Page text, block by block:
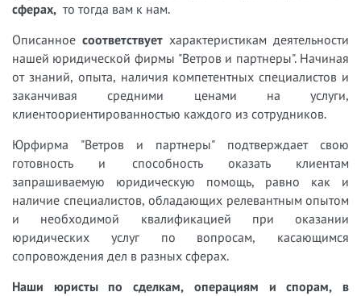
сферах, то тогда вам к нам.
Описанное соответствует характеристикам деятельности
нашей юридической фирмы "Ветров и партнеры". Начиная
от знаний, опыта, наличия компетентных специалистов и
заканчивая средними ценами на услуги,
клиентоориентированностью каждого из сотрудников.
Юрфирма "Ветров и партнеры" подтверждает свою
готовность и способность оказать клиентам
запрашиваемую юридическую помощь, равно как и
наличие специалистов, обладающих релевантным опытом
и необходимой квалификацией при оказании
юридических услуг по вопросам, касающимся
сопровождения дел в разных сферах.
Наши юристы
по сделкам, операциям и спорам, в